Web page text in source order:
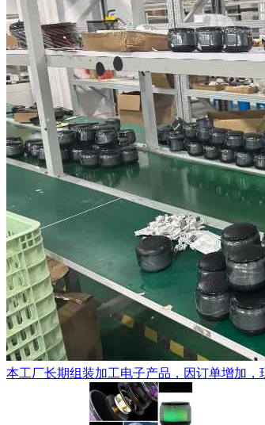
本工厂长期组装加工电子产品，因订单增加